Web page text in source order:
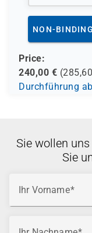
NON-
Price:
240,00 € (285,60
Durchführung
Sie wollen
Sie
Ihr Vorname